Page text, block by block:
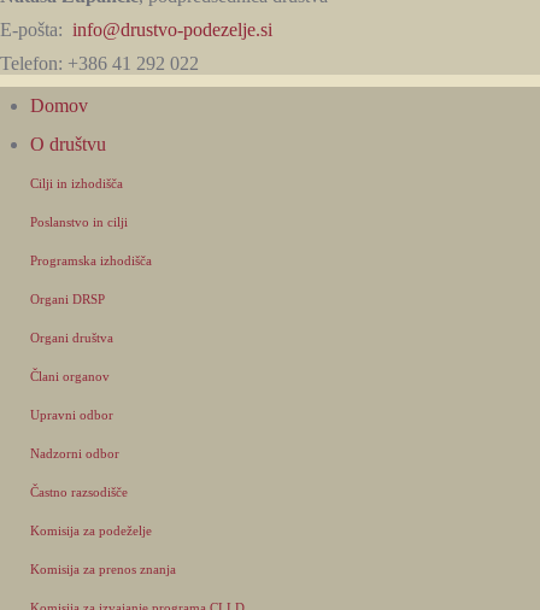
E-pošta: info@drustvo-podezelje.si
Telefon: +386 41 292 022
Domov
O društvu
Cilji in izhodišča
Poslanstvo in cilji
Programska izhodišča
Organi DRSP
Organi društva
Člani organov
Upravni odbor
Nadzorni odbor
Častno razsodišče
Komisija za podeželje
Komisija za prenos znanja